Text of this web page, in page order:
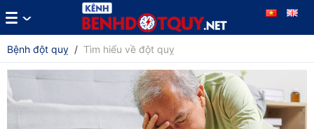
Bệnh đột quỵ / Tìm hiểu về đột quỵ